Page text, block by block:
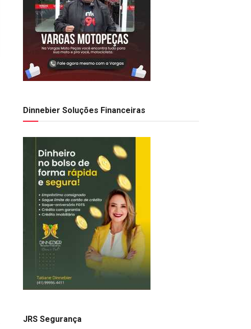
Dinnebier Soluções Financeiras
JRS Segurança